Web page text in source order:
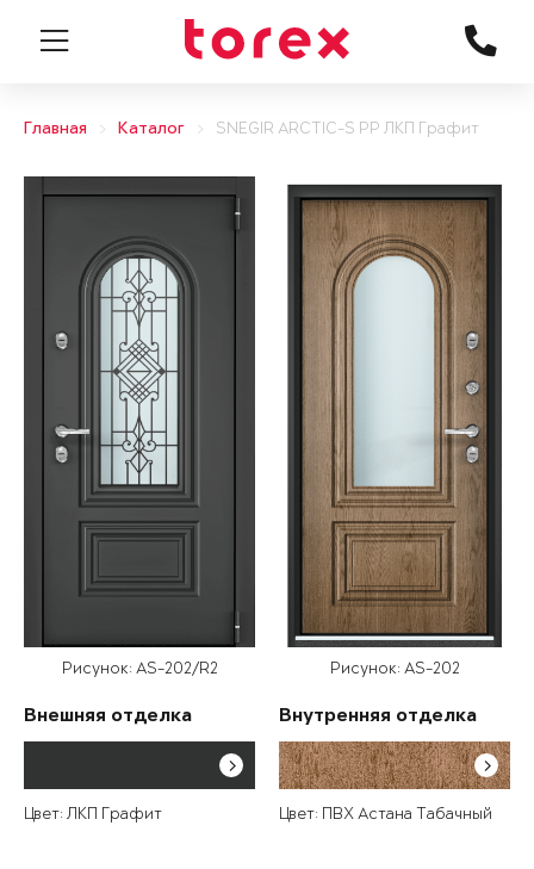
Главная Каталог SNEGIR ARCTIC-S PP ЛКП Графит
Рисунок: AS-202/R2
Внешняя отделка
Цвет: ЛКП Графит
Рисунок: AS-202
Внутренняя отделка
Цвет: ПВХ Астана Табачный